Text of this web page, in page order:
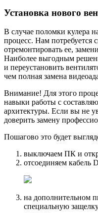
Установка нового
В случае поломки кулера
процесс. Нам потребуется
отремонтировать ее,
Наиболее выгодным
и переустановить
чем полная замена
Внимание! Для этого
навыки работы с
архитектуры. Если вы не
доверить замену
Пошагово это будет
выключаем ПК и
отсоединяем кабель
на дополнительном
специальную